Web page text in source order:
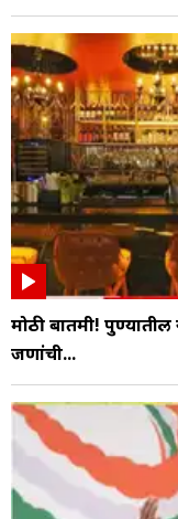
मोठी बातमी!
जणांची...